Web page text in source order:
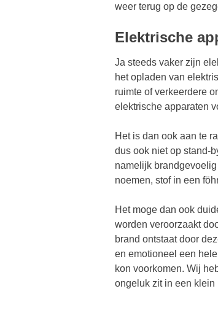
weer terug op de
Elektrische
Ja steeds vaker zijn
het opladen van
ruimte of verkeerdere
elektrische apparaten
Het is dan ook aan te
dus ook niet op stand-
namelijk
noemen, stof in een
Het moge dan ook
worden veroorzaakt
brand ontstaat door
en emotioneel een
kon voorkomen. Wij
ongeluk zit in een